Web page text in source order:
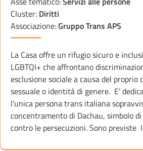
Cluster: Diritti
Associazione:Gruppo Trans APS
La Casa offre un rifugio sicuro e
LGBTQI+ che affrontano
esclusione sociale a causa del
sessuale o identità di genere. E’
l’unica persona trans italiana
concentramento di Dachau, simbolo
contro le persecuzioni. Sono previste